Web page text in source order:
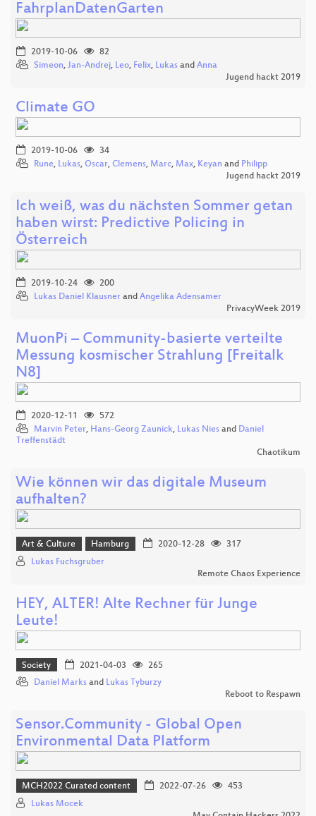
FahrplanDatenGarten
2019-10-06
82
Simeon, Jan-Andrej, Leo, Felix, Lukas and Anna
Jugend hackt 2019
Climate GO
2019-10-06
34
Rune, Lukas, Oscar, Clemens, Marc, Max, Keyan and Philipp
Jugend hackt 2019
Ich weiß, was du nächsten Sommer getan
haben wirst: Predictive Policing in
Österreich
2019-10-24
200
Lukas Daniel Klausner and Angelika Adensamer
PrivacyWeek 2019
MuonPi – Community-basierte verteilte
Messung kosmischer Strahlung [Freitalk
N8]
2020-12-11
572
Marvin Peter, Hans-Georg Zaunick, Lukas Nies and Daniel
Treffenstädt
Chaotikum
Wie können wir das digitale Museum
aufhalten?
Art & Culture Hamburg 2020-12-28
317
Lukas Fuchsgruber
Remote Chaos Experience
HEY, ALTER! Alte Rechner für Junge
Leute!
Society 2021-04-03
265
Daniel Marks and Lukas Tyburzy
Reboot to Respawn
Sensor.Community - Global Open
Environmental Data Platform
MCH2022 Curated content 2022-07-26
453
Lukas Mocek